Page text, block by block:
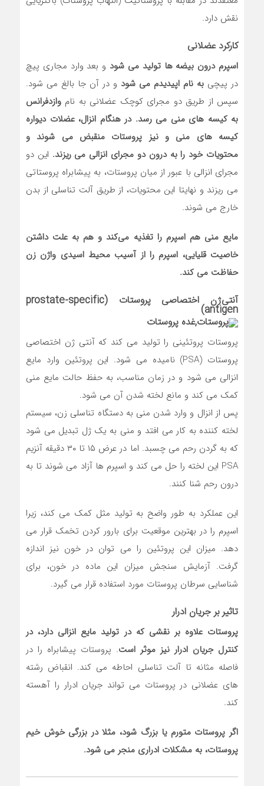
نقش دارد.
کارکرد عضلانی
اسپرم درون بیضه‌ ها تولید می ‌شود و بعد وارد مجاری پیچ
‌در پیچی به نام اپیدیدم می ‌شود و در آن جا بالغ می ‌‌شود.
سپس از طریق دو مجرای کوچک عضلانی به نام وازدفرانس
به کیسه‌ های منی می ‌رسد. در هنگام انزال، عضلات دیواره
کیسه‌ های منی و نیز پروستات منقبض می ‌شوند و
محتویات خود را به درون دو مجرای انزالی می ‌ریزند. این دو
مجرای انزالی با عبور از میان پروستات، به پیشابراه پروستاتی
می ‌ریزند و نهایتا این محتویات، از طریق آلت تناسلی از بدن
خارج می شوند.
مایع منی هم اسپرم را تغذیه می‌کند و هم به علت داشتن
خاصیت قلیایی، اسپرم را از آسیب محیط اسیدی واژن زن
حفاظت می ‌کند.
آنتی‌ژن اختصاصی پروستات (prostate-specific
antigen)
پروستات پروتئینی را تولید می‌ کند که آنتی‌ ژن اختصاصی
پروستات (PSA) نامیده می ‌شود. این پروتئین وارد مایع
انزالی می ‌شود و در زمان مناسب، به حفظ حالت مایع منی
کمک می ‌کند و مانع لخته شدن آن می ‌شود.
پس از انزال و وارد شدن منی به دستگاه تناسلی زن، سیستم
لخته ‌کننده به کار می ‌افتد و منی به یک ژل تبدیل می‌ شود
که به گردن رحم می ‌‌چسبد. اما در عرض ۱۵ تا ۳۰ دقیقه آنزیم
PSA این لخته را حل می ‌کند و اسپرم‌ ها آزاد می ‌شوند تا به
درون رحم شنا کنند.
این عملکرد به طور واضح به تولید مثل کمک می ‌کند،‌ زیرا
اسپرم را در بهترین موقعیت برای بارور کردن تخمک قرار می‌
دهد. میزان این پروتئین را می ‌توان در خون نیز اندازه
گرفت. آزمایش سنجش میزان این ماده در خون، برای
شناسایی سرطان پروستات مورد استفاده قرار می ‌گیرد.
تاثیر بر جریان ادرار
پروستات علاوه بر نقشی که در تولید مایع انزالی دارد، در
کنترل جریان ادرار نیز موثر است. پروستات پیشابراه را در
فاصله مثانه تا آلت تناسلی احاطه می ‌کند. انقباض رشته‌
های عضلانی در پروستات می ‌تواند جریان ادرار را آهسته
کند.
اگر پروستات متورم یا بزرگ ‌شود، مثلا در بزرگی خوش ‌خیم
پروستات، به مشکلات ادراری منجر می‌ شود.